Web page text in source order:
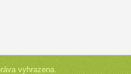
vyhrazena.